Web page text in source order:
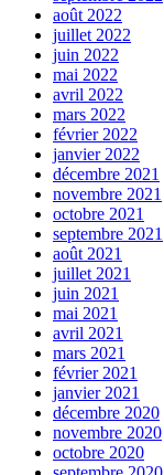
août 2022
juillet 2022
juin 2022
mai 2022
avril 2022
mars 2022
février 2022
janvier 2022
décembre 2021
novembre 2021
octobre 2021
septembre 2021
août 2021
juillet 2021
juin 2021
mai 2021
avril 2021
mars 2021
février 2021
janvier 2021
décembre 2020
novembre 2020
octobre 2020